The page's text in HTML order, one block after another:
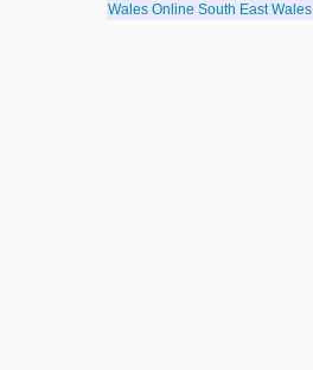
Wales Online South East Wales